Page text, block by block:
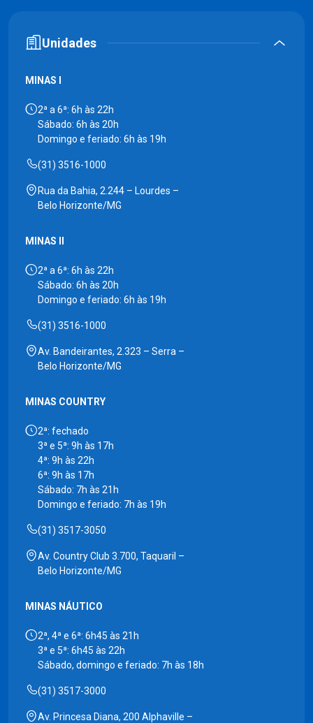
Unidades
MINAS I
2ª a 6ª: 6h às 22h
Sábado: 6h às 20h
Domingo e feriado: 6h às 19h
(31) 3516-1000
Rua da Bahia, 2.244 – Lourdes –
Belo Horizonte/MG
MINAS II
2ª a 6ª: 6h às 22h
Sábado: 6h às 20h
Domingo e feriado: 6h às 19h
(31) 3516-1000
Av. Bandeirantes, 2.323 – Serra –
Belo Horizonte/MG
MINAS COUNTRY
2ª: fechado
3ª e 5ª: 9h às 17h
4ª: 9h às 22h
6ª: 9h às 17h
Sábado: 7h às 21h
Domingo e feriado: 7h às 19h
(31) 3517-3050
Av. Country Club 3.700, Taquaril –
Belo Horizonte/MG
MINAS NÁUTICO
2ª, 4ª e 6ª: 6h45 às 21h
3ª e 5ª: 6h45 às 22h
Sábado, domingo e feriado: 7h às 18h
(31) 3517-3000
Av. Princesa Diana, 200 Alphaville –